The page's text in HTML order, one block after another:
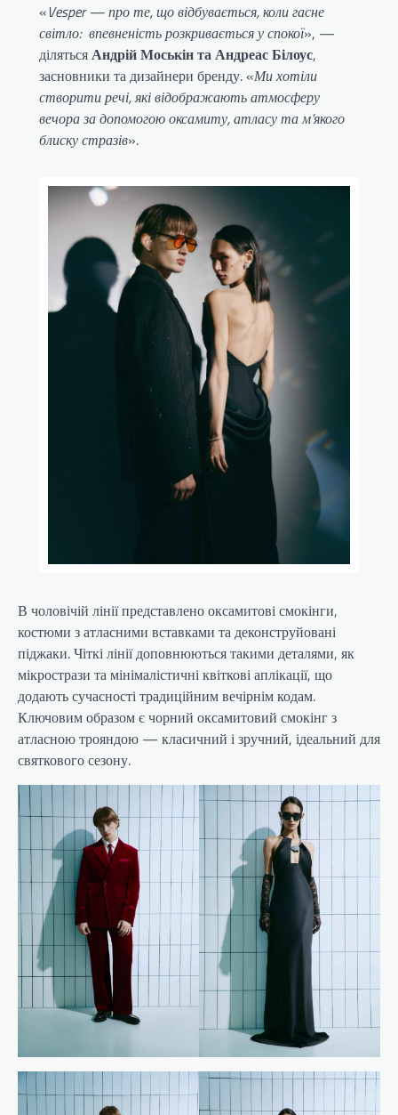
«Vesper — про те, що відбувається, коли гасне
світло: впевненість розкривається у спокої», —
ділятьсяАндрій Моськін та Андреас Білоус,
засновники та дизайнери бренду. «Ми хотіли
створити речі, які відображають атмосферу
вечора за допомогою оксамиту, атласу та м’якого
блиску стразів».
В чоловічій лінії представлено оксамитові смокінги,
костюми з атласними вставками та деконструйовані
піджаки. Чіткі лінії доповнюються такими деталями, як
мікрострази та мінімалістичні квіткові аплікації, що
додають сучасності традиційним вечірнім кодам.
Ключовим образом є чорний оксамитовий смокінг з
атласною трояндою — класичний і зручний, ідеальний для
святкового сезону.